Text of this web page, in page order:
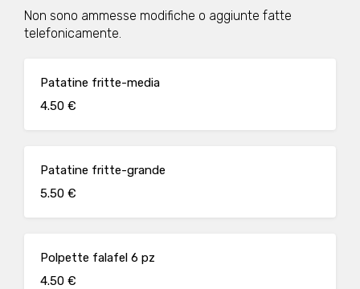
Non sono ammesse modifiche o aggiunte fatte
telefonicamente.
Patatine fritte-media
4.50 €
Patatine fritte-grande
5.50 €
Polpette falafel 6 pz
4.50 €